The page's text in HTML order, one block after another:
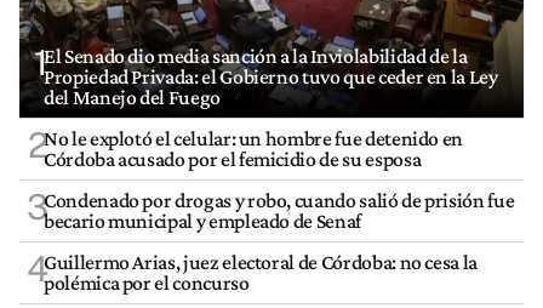
1El Senado dio media sanción a la Inviolabilidad de la
Propiedad Privada: el Gobierno tuvo que ceder en la Ley
del Manejo del Fuego
2No le explotó el celular: un hombre fue detenido en
Córdoba acusado por el femicidio de su esposa
3Condenado por drogas y robo, cuando salió de prisión fue
becario municipal y empleado de Senaf
4Guillermo Arias, juez electoral de Córdoba: no cesa la
polémica por el concurso